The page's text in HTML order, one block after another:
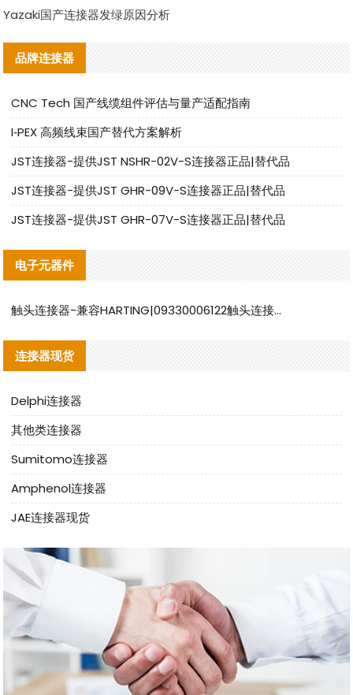
Yazaki国产连接器发绿原因分析
品牌连接器
CNC Tech 国产线缆组件评估与量产适配指南
I‑PEX 高频线束国产替代方案解析
JST连接器-提供JST NSHR-02V-S连接器正品|替代品
JST连接器-提供JST GHR-09V-S连接器正品|替代品
JST连接器-提供JST GHR-07V-S连接器正品|替代品
电子元器件
触头连接器-兼容HARTING|09330006122触头连接器替代品说明
连接器现货
Delphi连接器
其他类连接器
Sumitomo连接器
Amphenol连接器
JAE连接器现货